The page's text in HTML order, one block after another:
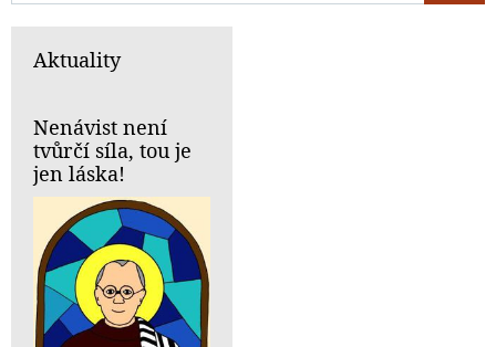
Aktuality
Nenávist není
tvůrčí síla, tou je
jen láska!